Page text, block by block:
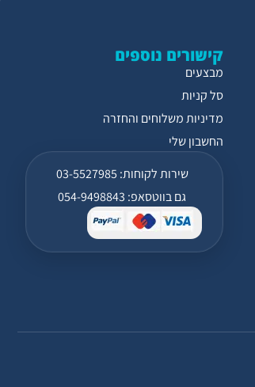
קישורים נוספים
מבצעים
סל קניות
מדיניות משלוחים והחזרה
החשבון שלי
שירות לקוחות: 03-5527985
גם בווטסאפ: 054-9498843